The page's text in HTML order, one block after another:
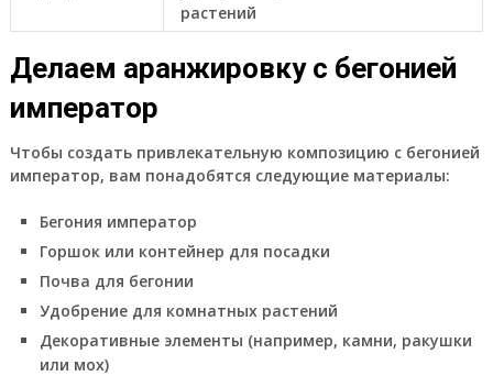
растений
Делаем аранжировку с бегонией
император
Чтобы создать привлекательную композицию с бегонией
император, вам понадобятся следующие материалы:
Бегония император
Горшок или контейнер для посадки
Почва для бегонии
Удобрение для комнатных растений
Декоративные элементы (например, камни, ракушки
или мох)